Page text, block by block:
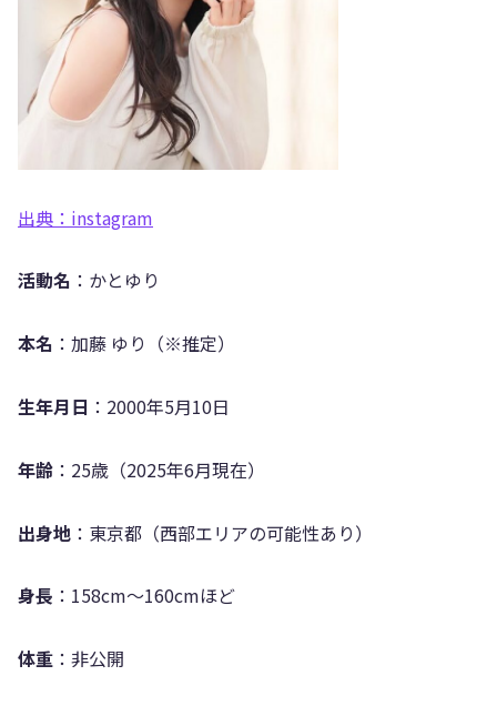
出典：instagram
活動名 ：かとゆり
本名 ：加藤 ゆり（※推定）
生年月日 ：2000年5月10日
年齢 ：25歳（2025年6月現在）
出身地 ：東京都（西部エリアの可能性あり）
身長 ：158cm〜160cmほど
体重 ：非公開